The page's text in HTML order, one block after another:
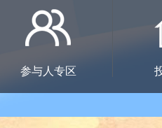
参与人专区